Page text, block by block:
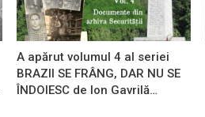
A apărut volumul 4 al seriei
BRAZII SE FRÂNG, DAR NU SE
ÎNDOIESC de Ion Gavrilă…